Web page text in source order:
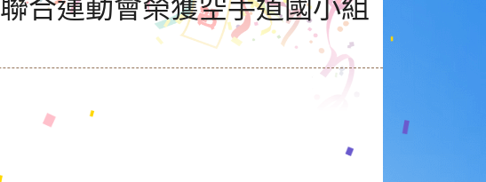
合運動會榮獲空手道國小組